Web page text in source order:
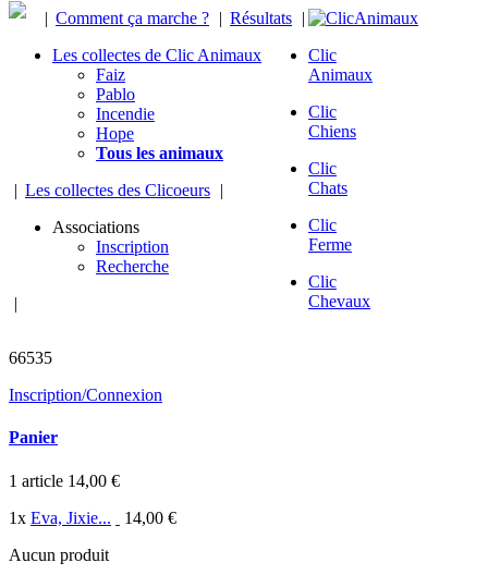
| Comment ça marche ? | Résultats |
Les collectes de Clic Animaux
Faiz
Pablo
Incendie
Hope
Tous les animaux
| Les collectes des Clicoeurs |
Associations
Inscription
Recherche
|
Clic
Animaux
Clic
Chiens
Clic
Chats
Clic
Ferme
Clic
Chevaux
66535
Inscription/Connexion
Panier
1 article 14,00 €
1x Eva, Jixie...
14,00 €
Aucun produit